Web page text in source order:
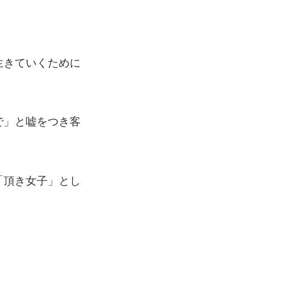
ていくために
と嘘をつき客
き女子」とし